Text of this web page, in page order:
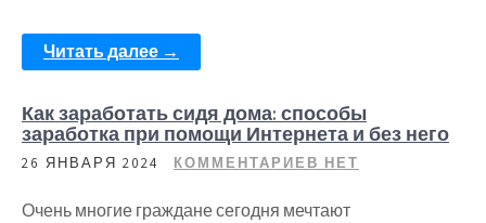
Читать далее →
Как заработать сидя дома: способы
заработка при помощи Интернета и без него
26 ЯНВАРЯ 2024 КОММЕНТАРИЕВ НЕТ
Очень многие граждане сегодня мечтают